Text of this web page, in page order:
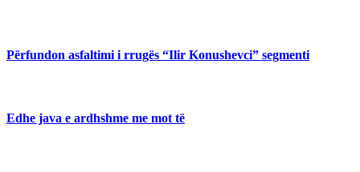
Përfundon asfaltimi i rrugës “Ilir Konushevci” segmenti
Edhe java e ardhshme me mot të